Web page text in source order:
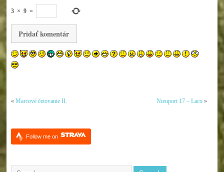
3 × 9 =
« Marcové četovanie II. Nieuport 17 – Laco»
Follow me on